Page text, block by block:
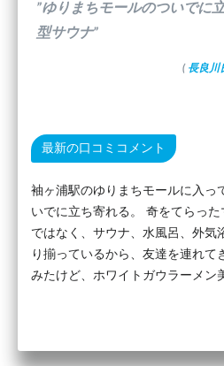
”ゆりまちモールのついでに
型サウナ”
( 長良川
最新の口コミコメント
袖ヶ浦駅のゆりまちモールに入っ
いでに立ち寄れる。 奇をてらっ
ではなく、サウナ、水風呂、外気
り揃っているから、友達を連れて
みたけど、ホワイトガウラーメン